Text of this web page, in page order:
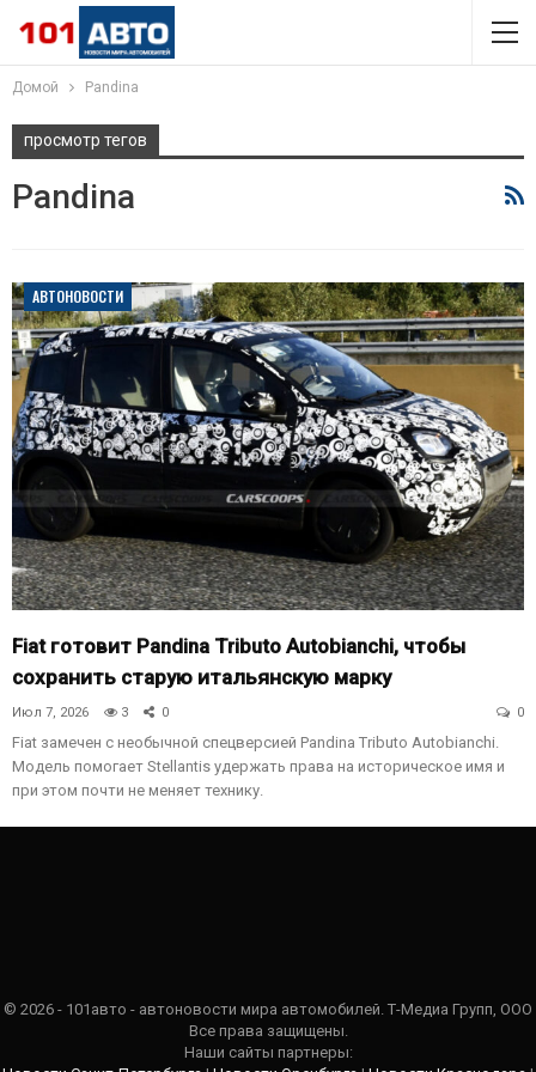
Домой Pandina
просмотр тегов
Pandina
АВТОНОВОСТИ
Fiat готовит Pandina Tributo Autobianchi, чтобы
сохранить старую итальянскую марку
Июл 7, 2026 3 0 0
Fiat замечен с необычной спецверсией Pandina Tributo Autobianchi.
Модель помогает Stellantis удержать права на историческое имя и
при этом почти не меняет технику.
© 2026 - 101авто - автоновости мира автомобилей. Т-Медиа Групп, ООО
Все права защищены.
Наши сайты партнеры: